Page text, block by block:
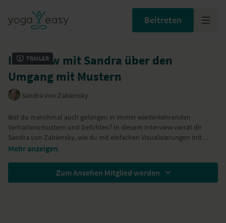
Beitreten
Trailer
Interview mit Sandra über den
Umgang mit Mustern
Sandra von Zabiensky
Bist du manchmal auch gefangen in immer wiederkehrenden
Verhaltensmustern und Gefühlen? In diesem Interview verrät dir
Sandra von Zabiensky, wie du mit einfachen Visualisierungen mit
Abstand auf innere Dialoge, Muster und daraus resultierenden
am Anfang nicht leicht, aber bekanntlich macht Übung den Meister.
Mehr anzeigen
Zum Ansehen Mitglied werden